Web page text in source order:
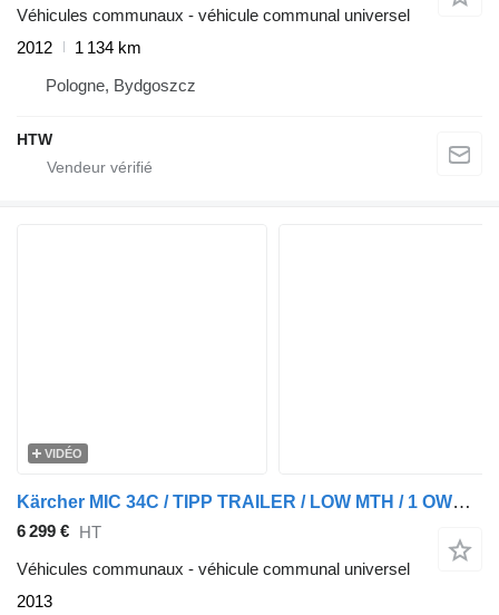
Véhicules communaux - véhicule communal universel
2012
1 134 km
Pologne, Bydgoszcz
HTW
VIDÉO
Kärcher MIC 34C / TIPP TRAILER / LOW MTH / 1 OWNER
6 299 € HT
Véhicules communaux - véhicule communal universel
2013